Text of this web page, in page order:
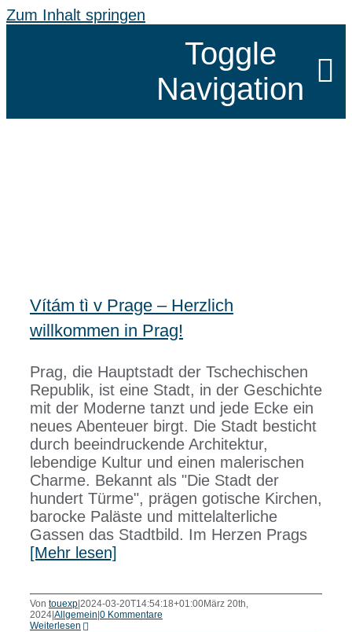
Zum Inhalt springen
Toggle
Navigation
Vítám tì v Prage – Herzlich
willkommen in Prag!
Prag, die Hauptstadt der Tschechischen
Republik, ist eine Stadt, in der Geschichte
mit der Moderne tanzt und jede Ecke ein
neues Abenteuer birgt. Die Stadt besticht
durch beeindruckende Architektur,
lebendige Kultur und einen malerischen
Charme. Bekannt als "Die Stadt der
hundert Türme", prägen gotische Kirchen,
barocke Paläste und mittelalterliche
Gassen das Stadtbild. Im Herzen Prags
[Mehr lesen]
Von touexp 2024-03-20T14:54:18+01:00März 20th,
2024 Allgemein 0 Kommentare
Weiterlesen